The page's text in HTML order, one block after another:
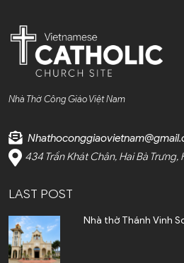
Bắc Ninh (4)
Bến Tre (4)
Cần Thơ (2)
Đắk Lắk (4)
Nhà Thờ Công Giáo Việt Nam
434 Trần Khát Chân, Hai Bà Trưng,
LAST POST
Nhà thờ Thánh Vinh